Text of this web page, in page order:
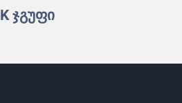
K ჯგუფი